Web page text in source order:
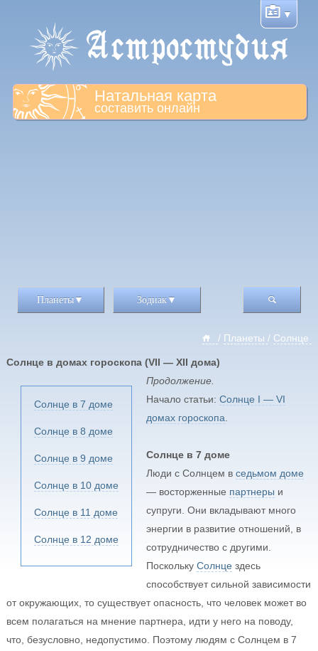
Натальная карта
составить онлайн
Планеты Зодиак
/ Планеты / Солнце
Солнце в домах гороскопа (VII — XII дома)
Солнце в 7 доме
Солнце в 8 доме
Солнце в 9 доме
Солнце в 10 доме
Солнце в 11 доме
Солнце в 12 доме
Продолжение.
Начало статьи: Солнце I — VI
домах гороскопа
Солнце в 7 доме
Люди с Солнцем в седьмом доме
— восторженные партнеры и
супруги. Они вкладывают много
энергии в развитие отношений, в
сотрудничество с другими.
Поскольку Солнцездесь
способствует сильной зависимости
от окружающих, то существует опасность, что человек может во
всем полагаться на мнение партнера, идти у него на поводу,
что, безусловно, недопустимо. Поэтому людям с Солнцем в 7